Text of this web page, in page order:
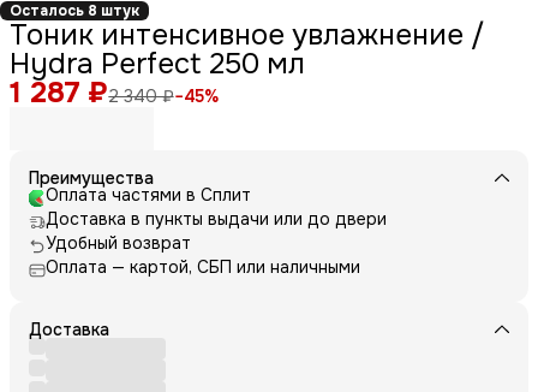
Осталось 8 штук
Тоник интенсивное увлажнение /
Hydra Perfect 250 мл
1 287 ₽2 340 ₽−45%
Преимущества
Оплата частями в Сплит
Доставка в пункты выдачи или до двери
Удобный возврат
Оплата — картой, СБП или наличными
Доставка